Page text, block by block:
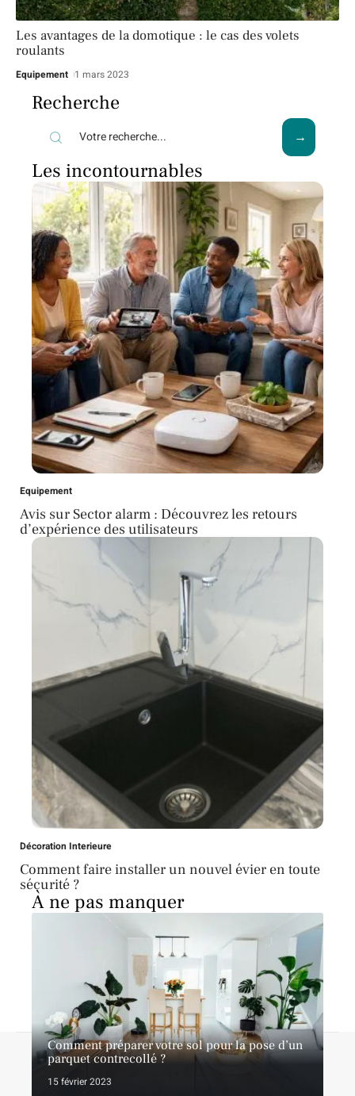
Les avantages de la domotique : le cas des volets
roulants
Equipement 1 mars 2023
Recherche
Les incontournables
Equipement
Avis sur Sector alarm : Découvrez les retours
d’expérience des utilisateurs
Décoration Interieure
Comment faire installer un nouvel évier en toute
sécurité ?
À ne pas manquer
Comment préparer votre sol pour la pose d’un
parquet contrecollé ?
15 février 2023© 2026 | lesexpertsdubricolage.com
Contact Mentions légales Sitemap